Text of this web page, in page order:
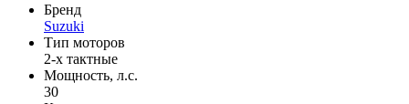
Бренд
Suzuki
Тип моторов
2-х тактные
Мощность, л.с.
30